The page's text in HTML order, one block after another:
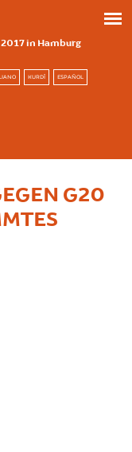
in Hamburg
KURDÎ ESPAÑOL
G20